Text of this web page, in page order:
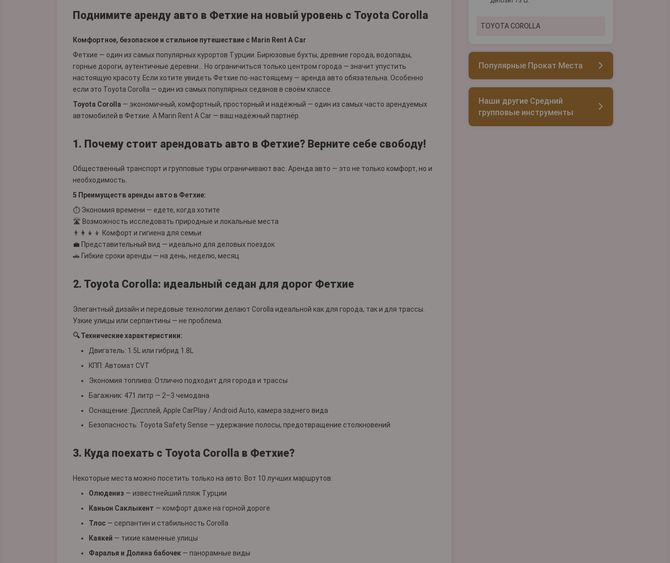
Поднимите аренду авто в Фетхие на новый уровень с Toyota Corolla
Комфортное, безопасное и стильное путешествие с Marin Rent A Car
Фетхие — один из самых популярных курортов Турции. Бирюзовые бухты, древние города, водопады,
горные дороги, аутентичные деревни... Но ограничиться только центром города — значит упустить
настоящую красоту. Если хотите увидеть Фетхие по-настоящему — аренда авто обязательна. Особенно
если это Toyota Corolla — один из самых популярных седанов в своём классе.
Toyota Corolla — экономичный, комфортный, просторный и надёжный — один из самых часто арендуемых
автомобилей в Фетхие. А Marin Rent A Car — ваш надёжный партнёр.
1. Почему стоит арендовать авто в Фетхие? Верните себе свободу!
Общественный транспорт и групповые туры ограничивают вас. Аренда авто — это не только комфорт, но и
необходимость.
5 Преимуществ аренды авто в Фетхие:
⏱️ Экономия времени — едете, когда хотите
🛣️ Возможность исследовать природные и локальные места
👨‍👩‍👧‍👦 Комфорт и гигиена для семьи
💼 Представительный вид — идеально для деловых поездок
🚗 Гибкие сроки аренды — на день, неделю, месяц
2. Toyota Corolla: идеальный седан для дорог Фетхие
Элегантный дизайн и передовые технологии делают Corolla идеальной как для города, так и для трассы.
Узкие улицы или серпантины — не проблема.
🔍 Технические характеристики:
Двигатель: 1.5L или гибрид 1.8L
КПП: Автомат CVT
Экономия топлива: Отлично подходит для города и трассы
Багажник: 471 литр — 2–3 чемодана
Оснащение: Дисплей, Apple CarPlay / Android Auto, камера заднего вида
Безопасность: Toyota Safety Sense — удержание полосы, предотвращение столкновений
3. Куда поехать с Toyota Corolla в Фетхие?
Некоторые места можно посетить только на авто. Вот 10 лучших маршрутов:
Олюдениз — известнейший пляж Турции
Каньон Саклыкент — комфорт даже на горной дороге
Тлос — серпантин и стабильность Corolla
Каякей — тихие каменные улицы
Фаралья и Долина бабочек — панорамные виды
TOYOTA COROLLA
Популярные Прокат Места
Наши другие Средний
групповые инструменты